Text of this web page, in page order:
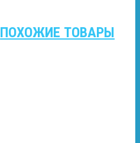
ПОХОЖИЕ ТОВАРЫ